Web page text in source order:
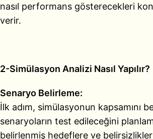
nasıl performans gösterecekleri
verir.
2-Simülasyon Analizi Nasıl Yapılır?
Senaryo Belirleme:
İlk adım, simülasyonun kapsamını
senaryoların test edileceğini
belirlenmiş hedeflere ve